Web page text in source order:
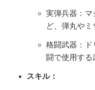
実弾兵器：マ
ど、弾丸やミ
格闘武器：ド
闘で使用する
スキル：